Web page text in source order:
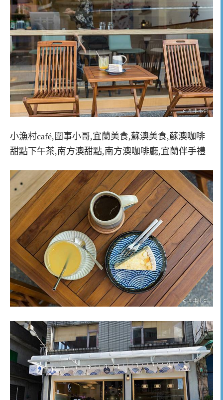
小漁村café,圍事小哥,宜蘭美食,蘇澳美食,蘇澳咖啡
甜點下午茶,南方澳甜點,南方澳咖啡廳,宜蘭伴手禮